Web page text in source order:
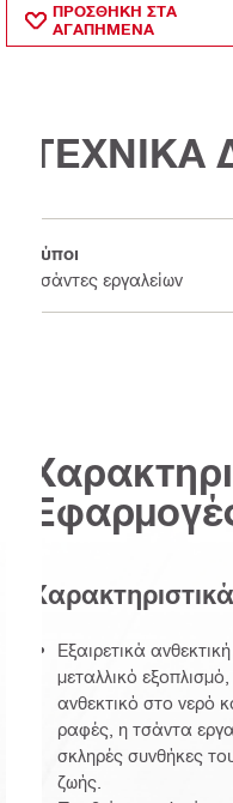
ΠΡΟΣΘΗΚΗ ΣΤΑ
ΑΓΑΠΗΜΕΝΑ
Τύποι
Τσάντες εργαλείων
Χαρακτηριστικά
Εξαιρετικά
μεταλλικό
ανθεκτικό στο νερό
ραφές, η τσάντα
σκληρές συνθήκες
ζωής.